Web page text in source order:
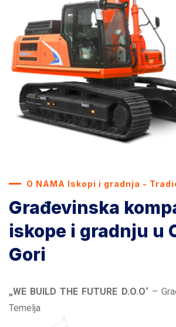
O NAMA Iskopi i gradnja -
Građevinska
iskope i gradnju u
Gori
„WE BUILD THE FUTURE D.O.O“ –
Temelja